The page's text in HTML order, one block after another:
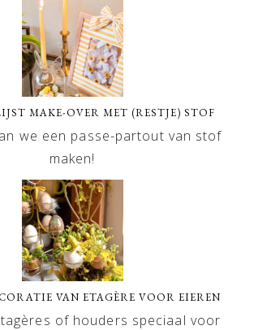
MAKE-OVER MET (RESTJE) STOF
we een passe-partout van stof
maken!
VAN ETAGÈRE VOOR EIEREN
of houders speciaal voor